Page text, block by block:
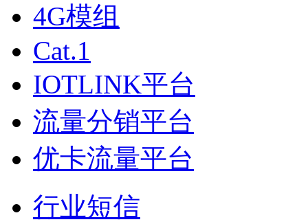
4G模组
Cat.1
IOTLINK平台
流量分销平台
优卡流量平台
行业短信